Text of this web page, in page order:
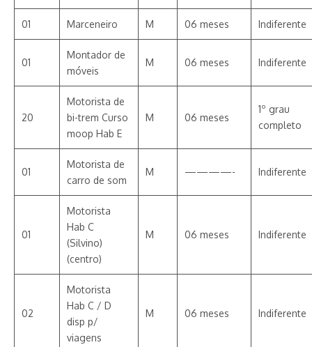
01 Marceneiro M 06 meses Indiferente
01
Montador de
móveis
M 06 meses Indiferente
20
Motorista de
bi-trem Curso
moop Hab E
M 06 meses
1º grau
completo
01
Motorista de
carro de som
M ————- Indiferente
01
Motorista
Hab C
(Silvino)
(centro)
M 06 meses Indiferente
02
Motorista
Hab C / D
disp p/
viagens
M 06 meses Indiferente